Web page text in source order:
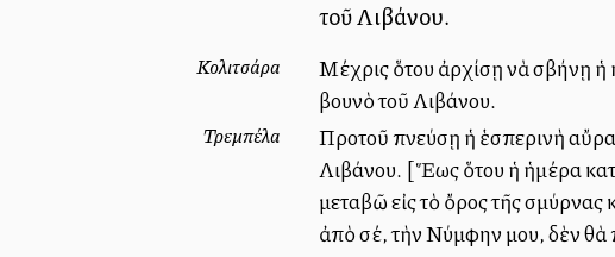
τοῦ Λιβάνου.
Κολιτσάρα
Μέχρις ὅτου ἀρχίσῃ νὰ σβήνῃ ἡ
βουνὸ τοῦ Λιβάνου.
Τρεμπέλα
Προτοῦ πνεύσῃ ἡ ἑσπερινὴ αὔρα
Λιβάνου. [Ἕως ὅτου ἡ ἡμέρα
μεταβῶ εἰς τὸ ὄρος τῆς
ἀπὸ σέ, τὴν Νύμφην μου, δὲν θὰ